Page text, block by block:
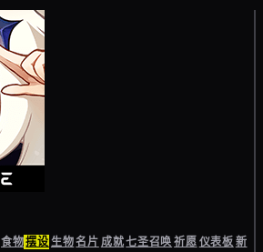
食物摆设生物名片成就七圣召唤祈愿仪表板新